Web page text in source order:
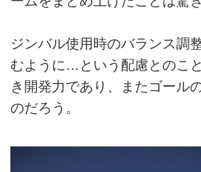
ジンバル使用時のバランス調
むように…という配慮とのこ
き開発力であり、またゴール
のだろう。